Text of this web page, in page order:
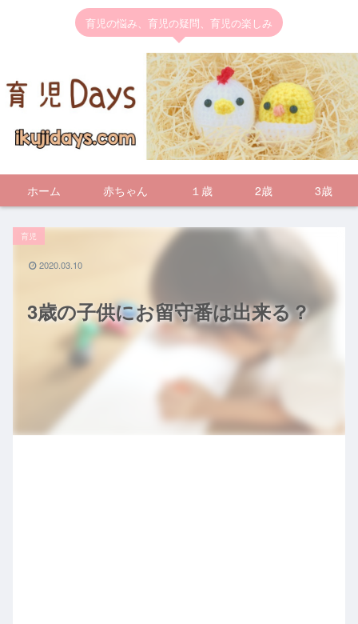
育児の悩み、育児の疑問、育児の楽しみ
ホーム 赤ちゃん １歳 2歳 3歳
3歳の子供にお留守番は出来る？
育児
2020.03.10